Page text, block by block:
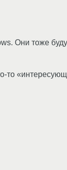
Они тоже
то